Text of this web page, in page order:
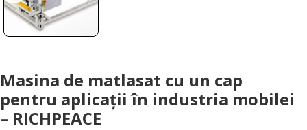
Masina de matlasat cu un cap
pentru aplicații în industria mobilei
– RICHPEACE